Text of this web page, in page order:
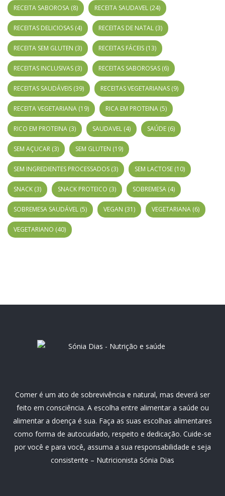
RECEITA SABOROSA (8) RECEITA SAUDAVEL (24)
RECEITAS DELICIOSAS (4) RECEITAS DE NATAL (3)
RECEITA SEM GLUTEN (3) RECEITAS FÁCEIS (13)
RECEITAS INCLUSIVAS (3) RECEITAS SABOROSAS (6)
RECEITAS SAUDÁVEIS (39) RECEITAS VEGETARIANAS (9)
RECEITA VEGETARIANA (19) RICA EM PROTEINA (5)
RICO EM PROTEINA (3) SAUDAVEL (4) SAÚDE (6)
SEM AÇUCAR (3) SEM GLUTEN (19)
SEM INGREDIENTES PROCESSADOS (3) SEM LACTOSE (10)
SNACK (3) SNACK PROTEICO (3) SOBREMESA (4)
SOBREMESA SAUDÁVEL (5) VEGAN (31) VEGETARIANA (6)
VEGETARIANO (40)
Comer é um ato de sobrevivência e natural, mas deverá ser
feito em consciência. A escolha entre alimentar a saúde ou
alimentar a doença é sua. Faça as suas escolhas alimentares
como forma de autocuidado, respeito e dedicação. Cuide-se
por você e para você, assuma a sua responsabilidade e seja
consistente – Nutricionista Sónia Dias